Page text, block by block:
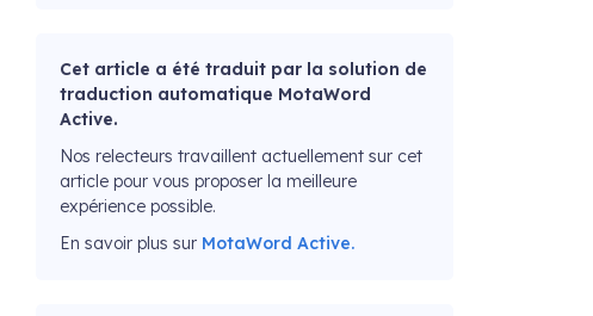
Cet article a été traduit par la solution de
traduction automatique MotaWord
Active.
Nos relecteurs travaillent actuellement sur cet
article pour vous proposer la meilleure
expérience possible.
En savoir plus sur MotaWord Active.